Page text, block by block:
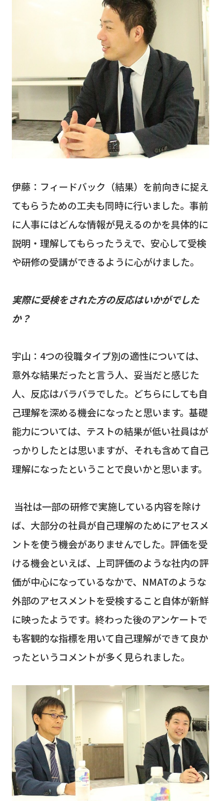
伊藤：フィードバック（結果）を前向きに捉え
てもらうための工夫も同時に行いました。事前
に人事にはどんな情報が見えるのかを具体的に
説明・理解してもらったうえで、安心して受検
や研修の受講ができるように心がけました。
実際に受検をされた方の反応はいかがでした
か？
宇山： 4つの役職タイプ別の適性については、
意外な結果だったと言う人、妥当だと感じた
人、反応はバラバラでした。どちらにしても自
己理解を深める機会になったと思います。基礎
能力については、テストの結果が低い社員はが
っかりしたとは思いますが、それも含めて自己
理解になったということで良いかと思います。
当社は一部の研修で実施している内容を除け
ば、大部分の社員が自己理解のためにアセスメ
ントを使う機会がありませんでした。評価を受
ける機会といえば、上司評価のような社内の評
価が中心になっているなかで、 NMATのような
外部のアセスメントを受検すること自体が新鮮
に映ったようです。終わった後のアンケートで
も客観的な指標を用いて自己理解ができて良か
ったというコメントが多く見られました。